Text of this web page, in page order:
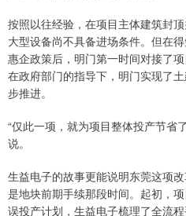
按照以往经验，在项目主体建筑封
大型设备尚不具备进场条件。但在
惠企政策后，明门第一时间对接了
在政府部门的指导下，明门实现了
步推进。
“仅此一项，就为项目整体投产节省
说。
生益电子的故事更能说明东莞这项
是地块前期手续那段时间。起初，
误投产计划，生益电子梳理了全流